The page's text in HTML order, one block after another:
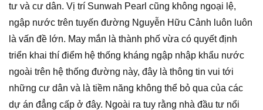
tư và cư dân. Vị trí Sunwah Pearl cũng không ngoại lệ,
ngập nước trên tuyến đường Nguyễn Hữu Cảnh luôn luôn
là vấn đề lớn. May mắn là thành phố vừa có quyết định
triển khai thí điểm hệ thống kháng ngập nhập khẩu nước
ngoài trên hệ thống đường này, đây là thông tin vui tới
những cư dân và là tiềm năng không thể bỏ qua của các
dự án đẳng cấp ở đây. Ngoài ra tuy rằng nhà đầu tư nổi